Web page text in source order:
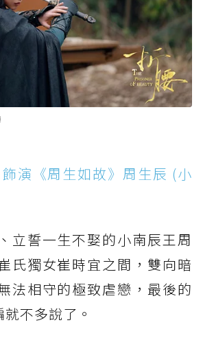
演《周生如故》周生辰 (小
立誓一生不娶的小南辰王周
氏獨女崔時宜之間，雙向暗
法相守的極致虐戀，最後的
不多說了。